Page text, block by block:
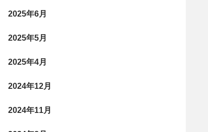
2025年6月
2025年5月
2025年4月
2024年12月
2024年11月